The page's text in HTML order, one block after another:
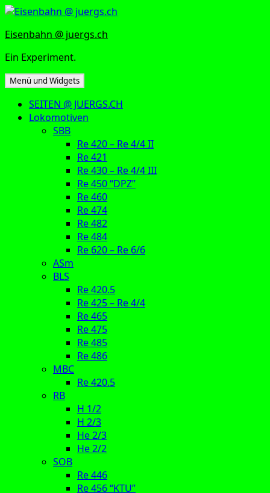
Zum
springen
Eisenbahn @ juergs.ch
Ein Experiment.
Menü und Widgets
SEITEN @ JUERGS.CH
Lokomotiven
SBB
Re 420 – Re 4/4 II
Re 421
Re 430 – Re 4/4 III
Re 450 “DPZ”
Re 460
Re 474
Re 482
Re 484
Re 620 – Re 6/6
ASm
BLS
Re 420.5
Re 425 – Re 4/4
Re 465
Re 475
Re 485
Re 486
MBC
Re 420.5
RB
H 1/2
H 2/3
He 2/3
He 2/2
SOB
Re 446
Re 456 “KTU”